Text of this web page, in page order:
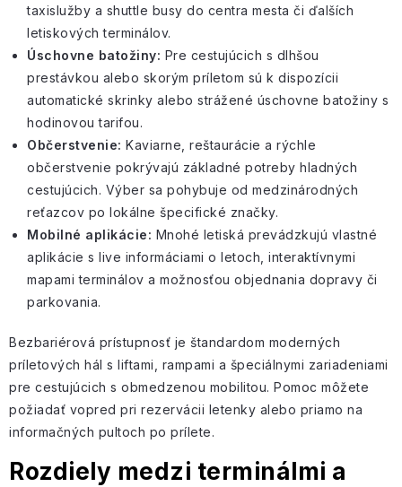
taxislužby a shuttle busy do centra mesta či ďalších
letiskových terminálov.
Úschovne batožiny: Pre cestujúcich s dlhšou
prestávkou alebo skorým príletom sú k dispozícii
automatické skrinky alebo strážené úschovne batožiny s
hodinovou tarifou.
Občerstvenie: Kaviarne, reštaurácie a rýchle
občerstvenie pokrývajú základné potreby hladných
cestujúcich. Výber sa pohybuje od medzinárodných
reťazcov po lokálne špecifické značky.
Mobilné aplikácie: Mnohé letiská prevádzkujú vlastné
aplikácie s live informáciami o letoch, interaktívnymi
mapami terminálov a možnosťou objednania dopravy či
parkovania.
Bezbariérová prístupnosť je štandardom moderných
príletových hál s liftami, rampami a špeciálnymi zariadeniami
pre cestujúcich s obmedzenou mobilitou. Pomoc môžete
požiadať vopred pri rezervácii letenky alebo priamo na
informačných pultoch po prílete.
Rozdiely medzi terminálmi a